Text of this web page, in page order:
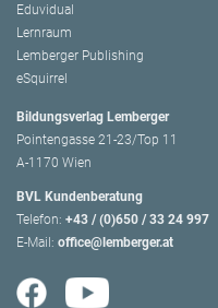
Eduvidual
Lernraum
Lemberger Publishing
eSquirrel
Bildungsverlag Lemberger
Pointengasse 21-23/Top 11
A-1170 Wien
BVL Kundenberatung
Telefon: +43 / (0)650 / 33 24 997
E-Mail: office@lemberger.at